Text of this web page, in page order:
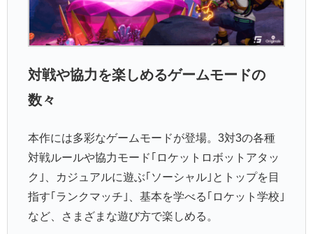
対戦や協力を楽しめるゲームモードの
数々
本作には多彩なゲームモードが登場。3対3の各種
対戦ルールや協力モード｢ロケットロボットアタッ
ク｣、カジュアルに遊ぶ｢ソーシャル｣とトップを目
指す｢ランクマッチ｣、基本を学べる｢ロケット学校｣
など、さまざまな遊び方で楽しめる。